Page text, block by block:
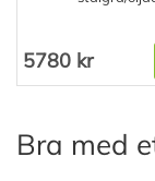
5780 kr
Bra med